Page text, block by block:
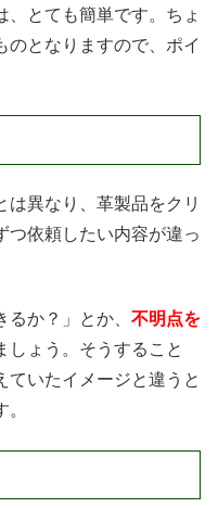
とても簡単です。ちょ
のとなりますので、ポイ
は異なり、革製品をクリ
つ依頼したい内容が違っ
るか？」とか、 不明点を
しょう。そうすること
ていたイメージと違うと